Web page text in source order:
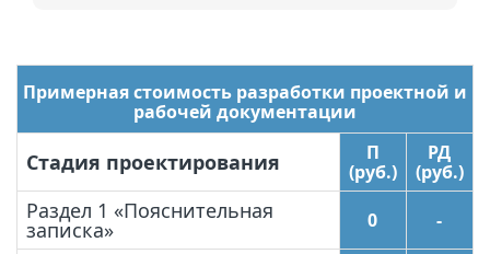
Примерная стоимость разработки проектной и
рабочей документации
Стадия проектирования
П
(руб.)
РД
(руб.)
Раздел 1 «Пояснительная
записка» 0 -